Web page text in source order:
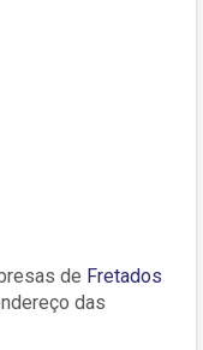
de Fretados
das